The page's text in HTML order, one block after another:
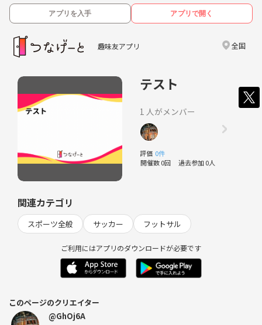
アプリを入手 アプリで開く
趣味友アプリ 全国
テスト
1 人がメンバー
評価 0件
開催数 0回 過去参加 0人
関連カテゴリ
スポーツ全般 サッカー フットサル
ご利用にはアプリのダウンロードが必要です
このページのクリエイター
@GhOj6A